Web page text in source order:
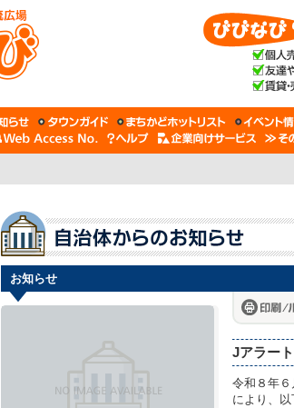
お知らせ
Jアラー
令和８年
により、以